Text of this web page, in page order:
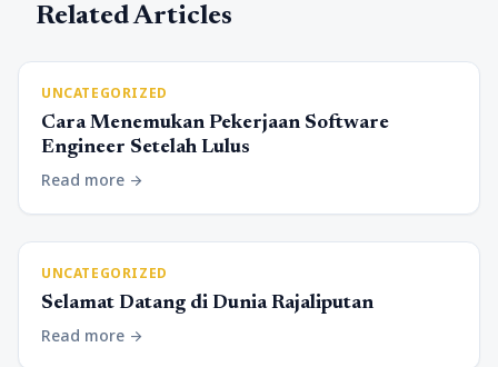
Related Articles
UNCATEGORIZED
Cara Menemukan Pekerjaan Software
Engineer Setelah Lulus
Read more arrow_forward
UNCATEGORIZED
Selamat Datang di Dunia Rajaliputan
Read more arrow_forward